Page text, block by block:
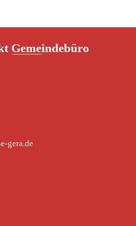
Gemeindebüro
gera.de